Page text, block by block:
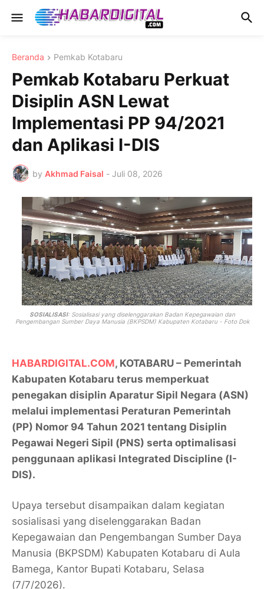
Beranda Pemkab Kotabaru
Pemkab Kotabaru Perkuat
Disiplin ASN Lewat
Implementasi PP 94/2021
dan Aplikasi I-DIS
by Akhmad Faisal - Juli 08, 2026
SOSIALISASI: Sosialisasi yang diselenggarakan Badan Kepegawaian dan
Pengembangan Sumber Daya Manusia (BKPSDM) Kabupaten Kotabaru - Foto Dok
HABARDIGITAL.COM, KOTABARU – Pemerintah
Kabupaten Kotabaru terus memperkuat
penegakan disiplin Aparatur Sipil Negara (ASN)
melalui implementasi Peraturan Pemerintah
(PP) Nomor 94 Tahun 2021 tentang Disiplin
Pegawai Negeri Sipil (PNS) serta optimalisasi
penggunaan aplikasi Integrated Discipline (I-
DIS).
Upaya tersebut disampaikan dalam kegiatan
sosialisasi yang diselenggarakan Badan
Kepegawaian dan Pengembangan Sumber Daya
Manusia (BKPSDM) Kabupaten Kotabaru di Aula
Bamega, Kantor Bupati Kotabaru, Selasa
(7/7/2026).